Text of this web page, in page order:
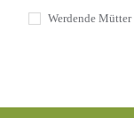
Werdende